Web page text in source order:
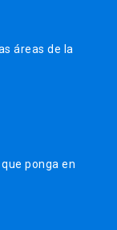
áreas de la
ponga en